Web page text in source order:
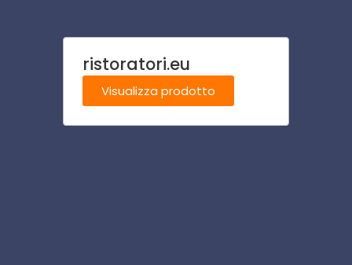
ristoratori.eu
Visualizza prodotto